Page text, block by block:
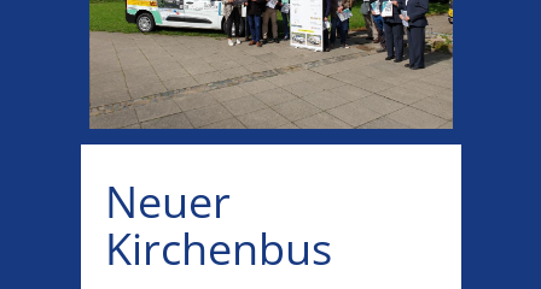
Neuer
Kirchenbus